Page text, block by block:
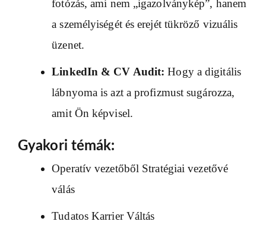
fotózás, ami nem „igazolványkép”, hanem
a személyiségét és erejét tükröző vizuális
üzenet.
LinkedIn & CV Audit: Hogy a digitális
lábnyoma is azt a profizmust sugározza,
amit Ön képvisel.
Gyakori témák:
Operatív vezetőből Stratégiai vezetővé
válás
Tudatos Karrier Váltás